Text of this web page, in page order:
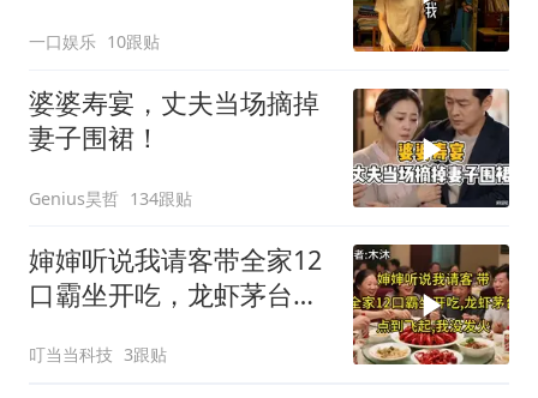
把车钥匙
一口娱乐 10跟贴
婆婆寿宴，丈夫当场摘掉
妻子围裙！
Genius昊哲 134跟贴
婶婶听说我请客带全家12
口霸坐开吃，龙虾茅台点
叮当当科技 3跟贴